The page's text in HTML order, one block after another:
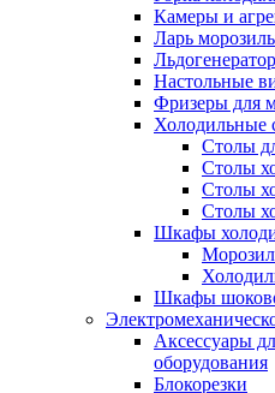
Камеры и
Ларь
Настольные
Фризеры для
Холодильные
Столы
Столы
Столы
Столы
Шкафы
Шкафы
Аксессуары
оборудования
Блокорезки